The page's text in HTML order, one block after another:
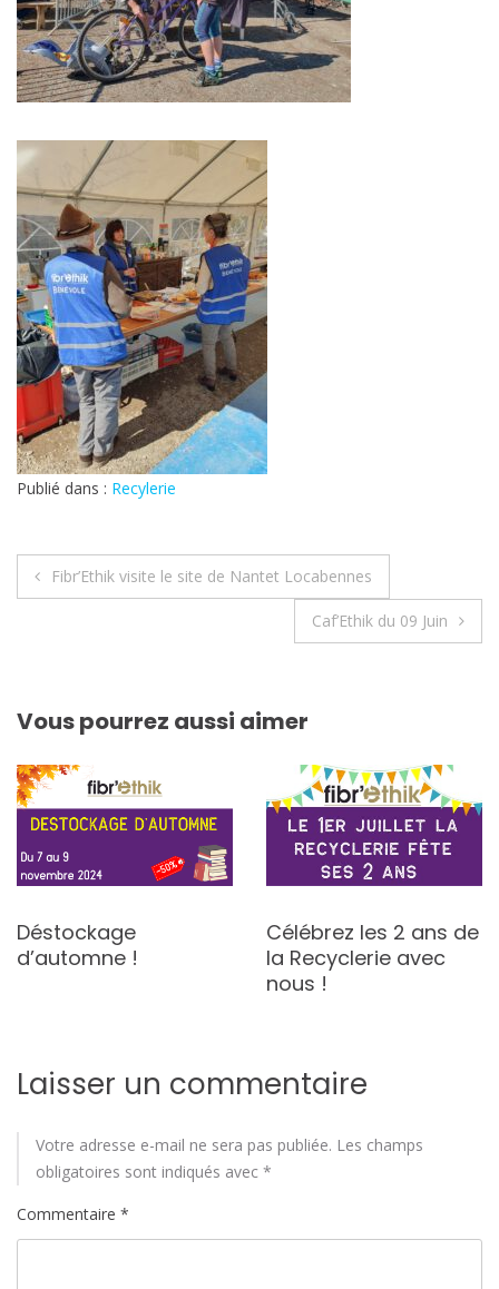
Publié dans : Recylerie
Navigation
Fibr’Ethik visite le site de Nantet Locabennes
Caf’Ethik du 09 Juin
Vous pourrez aussi aimer
Déstockage
d’automne !
Célébrez les 2 ans de
la Recyclerie avec
nous !
Laisser un commentaire
Votre adresse e-mail ne sera pas publiée. Les champs
obligatoires sont indiqués avec *
Commentaire *